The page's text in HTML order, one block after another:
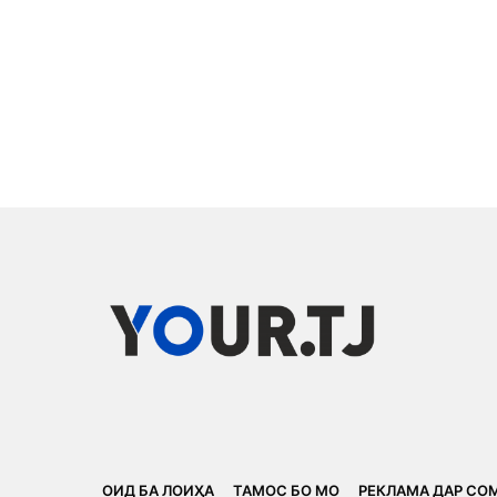
ОИД БА ЛОИҲА ТАМОС БО МО РЕКЛАМА ДАР